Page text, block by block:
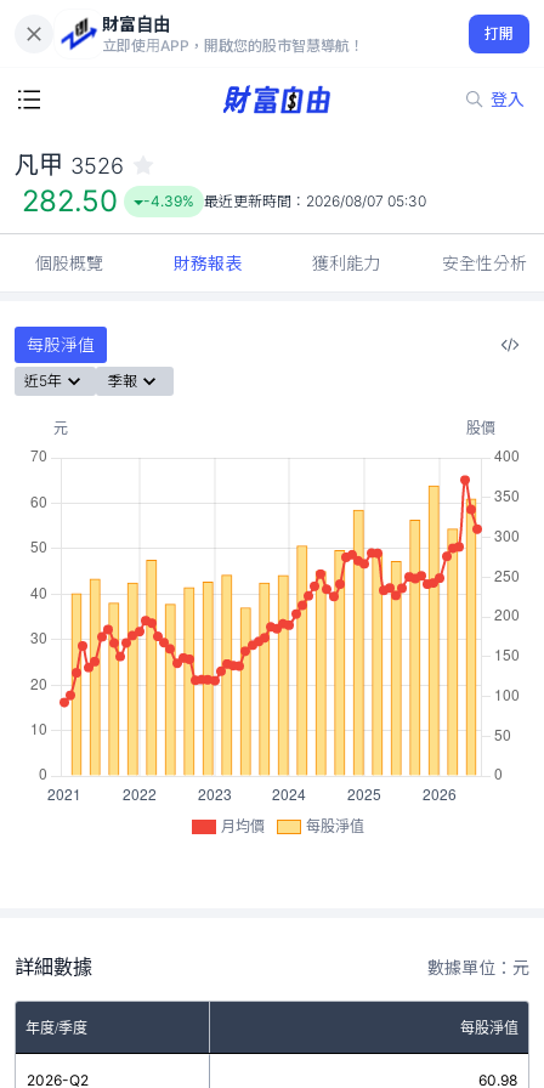
財富自由
立即使用APP，開啟您的股市智慧導航！
打開
登入
282.50
-4.39%
凡甲 3526
282.50 -4.39% 最近更新時間： 2026/08/07 05:30
個股概覽 財務報表 獲利能力 安全性分析
每股淨值
近5年 季報
月均價 每股淨值
詳細數據 數據單位：元
年度/季度 每股淨值
2026-Q2 60.98